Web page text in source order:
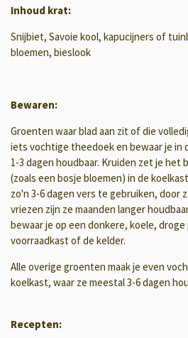
Inhoud krat:
Snijbiet, Savoie kool, kapucijners of
bloemen, bieslook
Bewaren:
Groenten waar blad aan zit of die
iets vochtige theedoek en bewaar je in
1-3 dagen houdbaar. Kruiden zet je het
(zoals een bosje bloemen) in de
zo'n 3-6 dagen vers te gebruiken, door
vriezen zijn ze maanden langer
bewaar je op een donkere, koele, droge
voorraadkast of de kelder.
Alle overige groenten maak je even
koelkast, waar ze meestal 3-6 dagen
Recepten: